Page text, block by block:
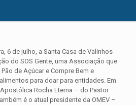
6 de julho, a Santa Casa de Valinhos
do SOS Gente, uma Associação que
de Açúcar e Compre Bem e
para doar para entidades. Em
Rocha Eterna – do Pastor
é o atual presidente da OMEV –